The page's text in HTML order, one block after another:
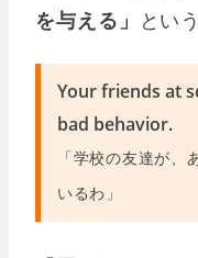
を与える」 とい
Your friends at
bad behavior.
「学校の友達が、
いるわ」